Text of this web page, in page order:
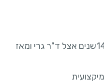
עברתי השתלות שינים לפני 14שנים אצל ד"ר גרי ומאז